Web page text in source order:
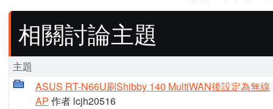
相關討論主題
主題
ASUS RT-N66U刷Shibby 140 MultiWAN後設定為無線
AP 作者 lcjh20516